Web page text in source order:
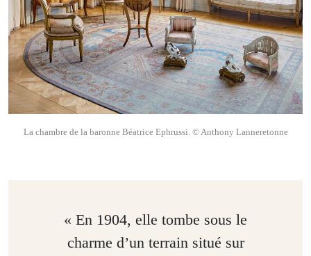
La chambre de la baronne Béatrice Ephrussi. © Anthony Lanneretonne
« En 1904, elle tombe sous le
charme d’un terrain situé sur